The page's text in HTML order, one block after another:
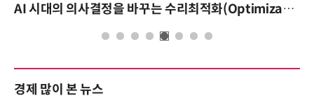
AI 시대의 의사결정을 바꾸는 수리최적화(Optimization): 실제 산업 적용 사례와 활용 전략
경제 많이 본 뉴스